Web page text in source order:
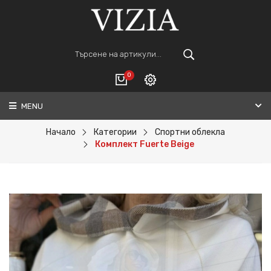
0
ВАШАТА КОЛИЧКА Е ПРАЗНА.
ПОРЪЧАЙ
Регистрация
MENU
Начало Категории
Спортни облекла
Комплект Fuerte Beige